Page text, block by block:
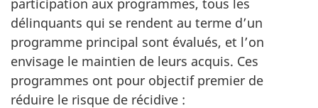
participation aux programmes, tous les
délinquants qui se rendent au terme d’un
programme principal sont évalués, et l’on
envisage le maintien de leurs acquis. Ces
programmes ont pour objectif premier de
réduire le risque de récidive :